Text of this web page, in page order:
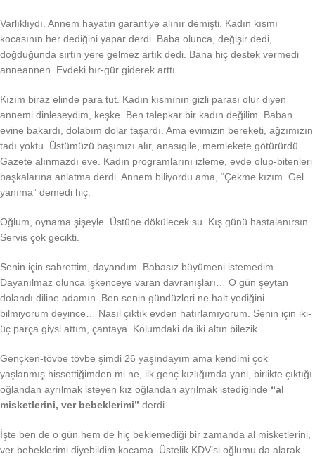
Varlıklıydı. Annem hayatın garantiye alınır demişti. Kadın kısmı
kocasının her dediğini yapar derdi. Baba olunca, değişir dedi,
doğduğunda sırtın yere gelmez artık dedi. Bana hiç destek vermedi
anneannen. Evdeki hır-gür giderek arttı.
Kızım biraz elinde para tut. Kadın kısmının gizli parası olur diyen
annemi dinleseydim, keşke. Ben talepkar bir kadın değilim. Baban
evine bakardı, dolabım dolar taşardı. Ama evimizin bereketi, ağzımızın
tadı yoktu. Üstümüzü başımızı alır, anasıgile, memlekete götürürdü.
Gazete alınmazdı eve. Kadın programlarını izleme, evde olup-bitenleri
başkalarına anlatma derdi. Annem biliyordu ama, “Çekme kızım. Gel
yanıma” demedi hiç.
Oğlum, oynama şişeyle. Üstüne dökülecek su. Kış günü hastalanırsın.
Servis çok gecikti.
Senin için sabrettim, dayandım. Babasız büyümeni istemedim.
Dayanılmaz olunca işkenceye varan davranışları… O gün şeytan
dolandı diline adamın. Ben senin gündüzleri ne halt yediğini
bilmiyorum deyince… Nasıl çıktık evden hatırlamıyorum. Senin için iki-
üç parça giysi attım, çantaya. Kolumdaki da iki altın bilezik.
Gençken-tövbe tövbe şimdi 26 yaşındayım ama kendimi çok
yaşlanmış hissettiğimden mi ne, ilk genç kızlığımda yani, birlikte çıktığı
oğlandan ayrılmak isteyen kız oğlandan ayrılmak istediğinde “al
misketlerini, ver bebeklerimi” derdi.
İşte ben de o gün hem de hiç beklemediği bir zamanda al misketlerini,
ver bebeklerimi diyebildim kocama. Üstelik KDV’si oğlumu da alarak.